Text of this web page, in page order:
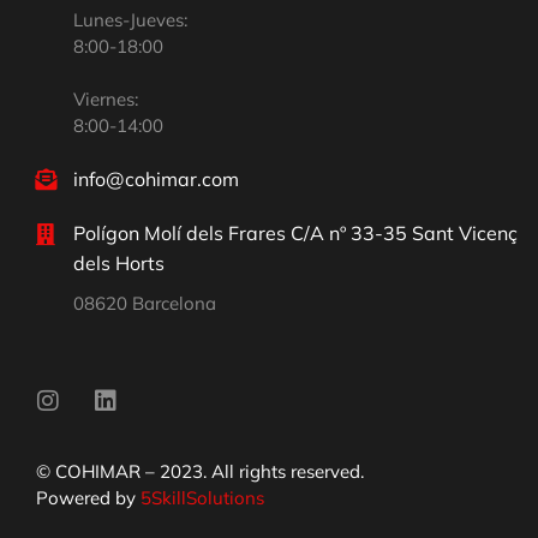
Lunes-Jueves:
8:00-18:00
Viernes:
8:00-14:00
info@cohimar.com
Polígon Molí dels Frares C/A nº 33-35 Sant Vicenç
dels Horts
08620 Barcelona
© COHIMAR – 2023. All rights reserved.
Powered by 5SkillSolutions